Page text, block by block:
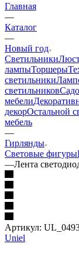
Главная
—
Каталог
—
Новый год
Светильники
лампыТоршеры
светильники
светильников
мебели
декорОстальной
мебель
—
Гирлянды
Световые фигуры
—Лента
Артикул:
Uniel